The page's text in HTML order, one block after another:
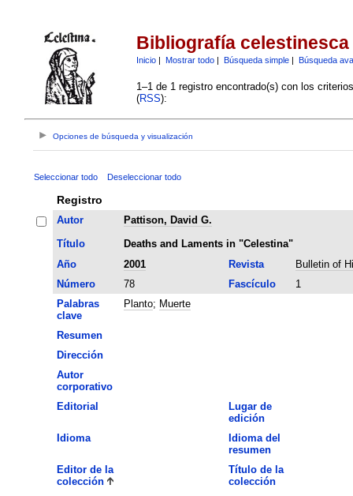
Bibliografía celestinesca
Inicio| Mostrar todo| Búsqueda simple| Búsqueda
1–1 de 1 registro encontrado(s) con los
(RSS):
Opciones de búsqueda y visualización
Seleccionar todo Deseleccionar todo
Registro
Autor
Pattison, David G.
Título
Deaths and Laments in "Celestina"
Año
2001 Revista
Bulletin of
Número
78 Fascículo
1
Palabras
clave
Planto; Muerte
Resumen
Dirección
Autor
corporativo
Editorial
Lugar de
edición
Idioma
Idioma del
resumen
Editor de la
colección
Título de la
colección